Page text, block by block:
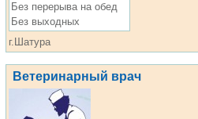
Без перерыва на обед
Без выходных
г.Шатура
Ветеринарный врач